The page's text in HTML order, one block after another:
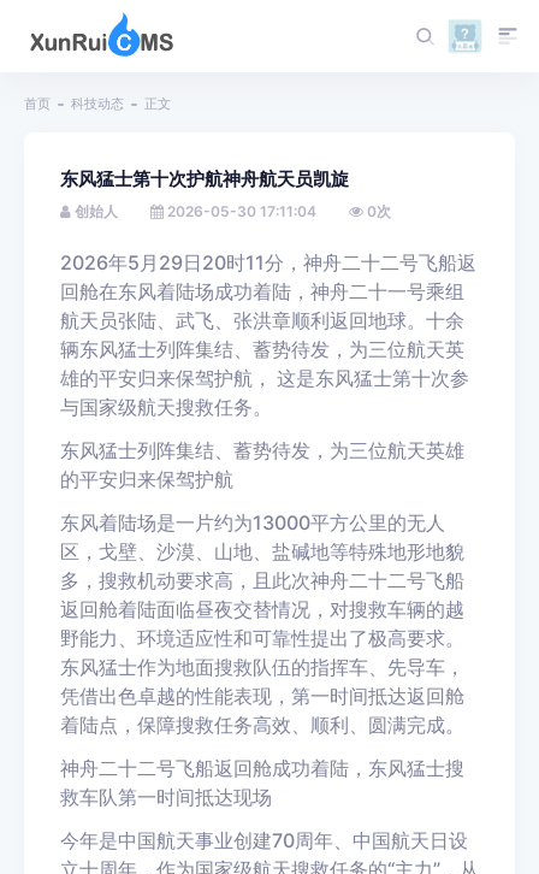
首页 科技动态 正文
东风猛士第十次护航神舟航天员凯旋
创始人 2026-05-30 17:11:04 0次
2026年5月29日20时11分 ，神舟二十二号飞船返
回舱在东风着陆场成功着陆，神舟二十一号乘组
航天员张陆、武飞、张洪章顺利返回地球。十余
辆东风猛士列阵集结、蓄势待发， 为三位航天英
雄的平安归来保驾护航， 这是东风猛士第十次参
与国家级航天搜救任务。
东风猛士列阵集结、蓄势待发，为三位航天英雄
的平安归来保驾护航
东风着陆场是一片约为13000平方公里的无人
区，戈壁、沙漠、山地、盐碱地等特殊地形地貌
多，搜救机动要求高，且此次神舟二十二号飞船
返回舱着陆面临昼夜交替情况，对搜救车辆的越
野能力、环境适应性和可靠性提出了极高要求。
东风猛士作为地面搜救队伍的指挥车、先导车，
凭借出色卓越的性能表现，第一时间抵达返回舱
着陆点， 保障搜救任务高效、顺利、圆满完成。
神舟二十二号飞船返回舱成功着陆，东风猛士搜
救车队第一时间抵达现场
今年是中国航天事业创建70周年、中国航天日设
立十周年，作为国家级航天搜救任务的“主力”， 从